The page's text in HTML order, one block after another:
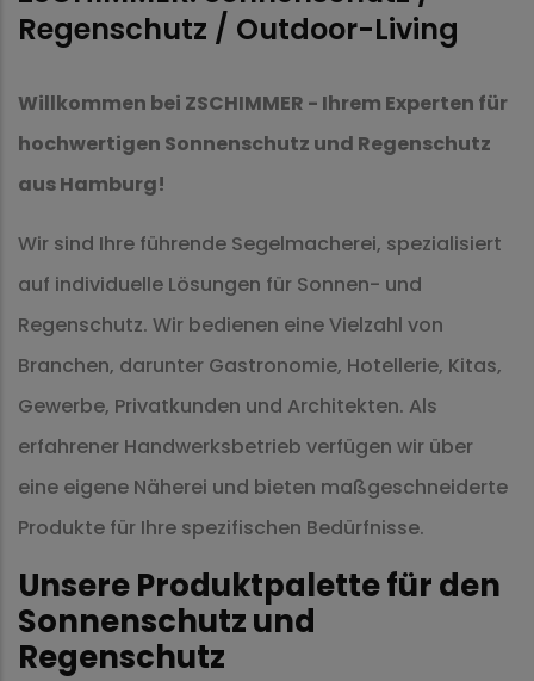
Regenschutz / Outdoor-Living
Willkommen bei ZSCHIMMER - Ihrem Experten für
hochwertigen Sonnenschutz und Regenschutz
aus Hamburg!
Wir sind Ihre führende Segelmacherei, spezialisiert
auf individuelle Lösungen für Sonnen- und
Regenschutz. Wir bedienen eine Vielzahl von
Branchen, darunter Gastronomie, Hotellerie, Kitas,
Gewerbe, Privatkunden und Architekten. Als
erfahrener Handwerksbetrieb verfügen wir über
eine eigene Näherei und bieten maßgeschneiderte
Produkte für Ihre spezifischen Bedürfnisse.
Unsere Produktpalette für den
Sonnenschutz und
Regenschutz